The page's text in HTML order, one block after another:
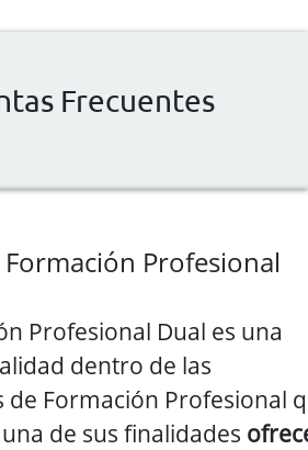
Frecuentes
Formación Profesional
Profesional Dual es una
dentro de las
de Formación Profesional
de sus finalidades